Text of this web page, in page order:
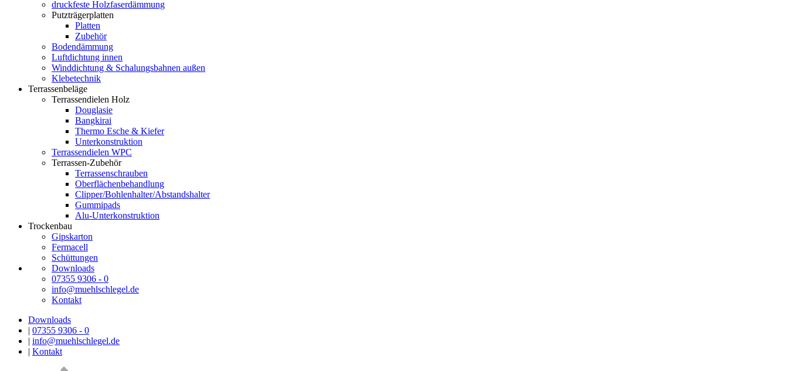
druckfeste Holzfaserdämmung
Putzträgerplatten
Platten
Zubehör
Bodendämmung
Luftdichtung innen
Winddichtung & Schalungsbahnen außen
Klebetechnik
Terrassenbeläge
Terrassendielen Holz
Douglasie
Bangkirai
Thermo Esche & Kiefer
Unterkonstruktion
Terrassendielen WPC
Terrassen-Zubehör
Terrassenschrauben
Oberflächenbehandlung
Clipper/Bohlenhalter/Abstandshalter
Gummipads
Alu-Unterkonstruktion
Trockenbau
Gipskarton
Fermacell
Schüttungen
Downloads
07355 9306 - 0
info@muehlschlegel.de
Kontakt
Downloads
| 07355 9306 - 0
| info@muehlschlegel.de
| Kontakt